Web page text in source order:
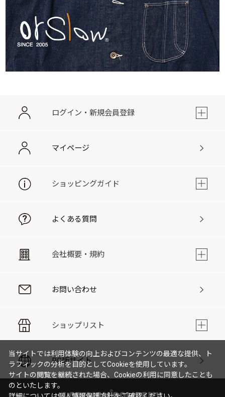
ログイン・新規会員登録
マイページ
ショッピングガイド
よくある質問
会社概要・規約
お問い合わせ
ショップリスト
PC版サイト
当サイトでは利用体験の向上およびコンテンツの最適な提供、ト
ラフィックの分析を目的としてCookieを使用しています。
サイトの閲覧を継続された場合、Cookieの利用に同意したことも
のといたします。